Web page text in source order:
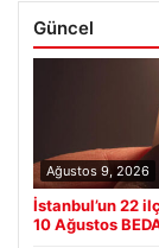
Güncel
Ağustos 9, 2026
İstanbul’un 22
10 Ağustos